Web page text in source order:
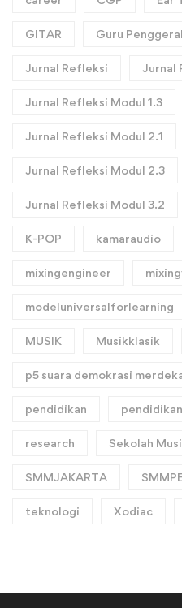
GITAR Guru
Jurnal Refleksi Jurnal
Jurnal Refleksi Modul 1.3
Jurnal Refleksi Modul 2.1
Jurnal Refleksi Modul 2.3
Jurnal Refleksi Modul 3.2
K-POP kamaraudio
mixingengineer
modeluniversalforlearning
MUSIK Musikklasik
p5 suara demokrasi
pendidikan
research Sekolah
SMMJAKARTA
teknologi Xodiac